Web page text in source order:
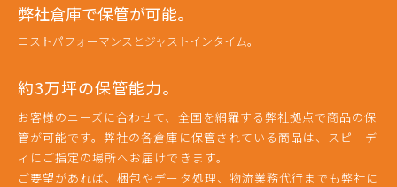
弊社倉庫で保管が可能。
コストパフォーマンスとジャストインタイム。
約3万坪の保管能力。
お客様のニーズに合わせて、全国を網羅する弊社拠点で商品の保
管が可能です。弊社の各倉庫に保管されている商品は、スピーデ
ィにご指定の場所へお届けできます。
ご要望があれば、梱包やデータ処理、物流業務代行までも弊社に